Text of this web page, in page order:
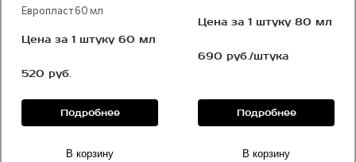
Европласт 60 мл
Цена за 1 штуку 60 мл
520 руб.
Подробнее
В корзину
Цена за 1 штуку 80 мл
690 руб./штука
Подробнее
В корзину